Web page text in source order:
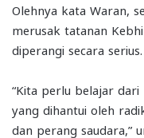
Olehnya kata Waran,
merusak tatanan
diperangi secara serius.
“Kita perlu belajar
yang dihantui oleh
dan perang saudara,”